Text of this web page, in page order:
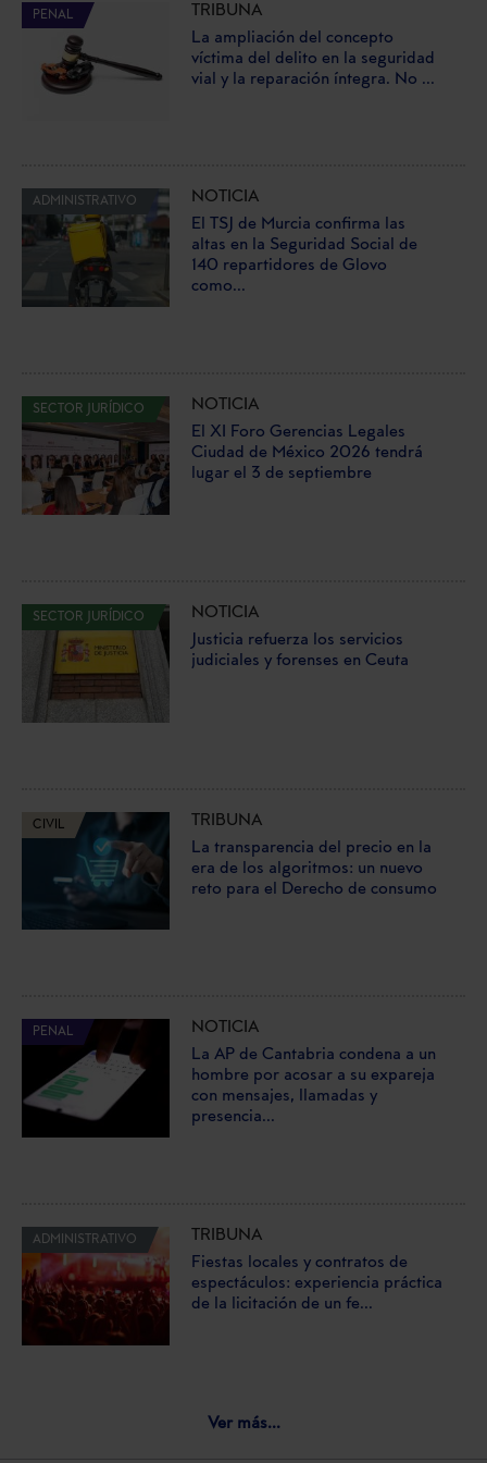
PENAL
TRIBUNA
La ampliación del concepto
víctima del delito en la seguridad
vial y la reparación íntegra. No ...
ADMINISTRATIVO
NOTICIA
El TSJ de Murcia confirma las
altas en la Seguridad Social de
140 repartidores de Glovo
como...
SECTOR JURÍDICO
NOTICIA
El XI Foro Gerencias Legales
Ciudad de México 2026 tendrá
lugar el 3 de septiembre
SECTOR JURÍDICO
NOTICIA
Justicia refuerza los servicios
judiciales y forenses en Ceuta
CIVIL
TRIBUNA
La transparencia del precio en la
era de los algoritmos: un nuevo
reto para el Derecho de consumo
PENAL
NOTICIA
La AP de Cantabria condena a un
hombre por acosar a su expareja
con mensajes, llamadas y
presencia...
ADMINISTRATIVO
TRIBUNA
Fiestas locales y contratos de
espectáculos: experiencia práctica
de la licitación de un fe...
Ver más...